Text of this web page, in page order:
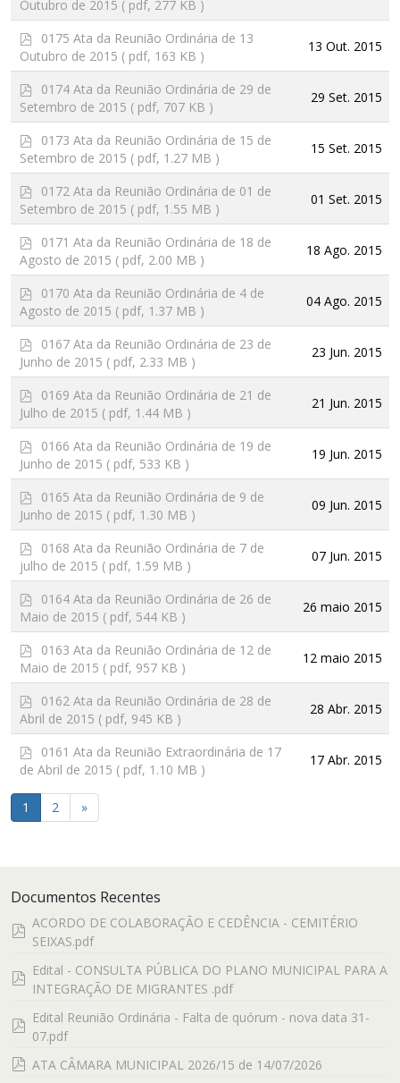
f
Outubro de 2015 ( pdf, 277 KB )
d
f
0175 Ata da Reunião Ordinária de 13
Outubro de 2015 ( pdf, 163 KB )
13 Out. 2015
d
f
0174 Ata da Reunião Ordinária de 29 de
Setembro de 2015 ( pdf, 707 KB )
29 Set. 2015
d
f
0173 Ata da Reunião Ordinária de 15 de
Setembro de 2015 ( pdf, 1.27 MB )
15 Set. 2015
d
f
0172 Ata da Reunião Ordinária de 01 de
Setembro de 2015 ( pdf, 1.55 MB )
01 Set. 2015
d
f
0171 Ata da Reunião Ordinária de 18 de
Agosto de 2015 ( pdf, 2.00 MB )
18 Ago. 2015
d
f
0170 Ata da Reunião Ordinária de 4 de
Agosto de 2015 ( pdf, 1.37 MB )
04 Ago. 2015
d
f
0167 Ata da Reunião Ordinária de 23 de
Junho de 2015 ( pdf, 2.33 MB )
23 Jun. 2015
d
f
0169 Ata da Reunião Ordinária de 21 de
Julho de 2015 ( pdf, 1.44 MB )
21 Jun. 2015
d
f
0166 Ata da Reunião Ordinária de 19 de
Junho de 2015 ( pdf, 533 KB )
19 Jun. 2015
d
f
0165 Ata da Reunião Ordinária de 9 de
Junho de 2015 ( pdf, 1.30 MB )
09 Jun. 2015
d
f
0168 Ata da Reunião Ordinária de 7 de
julho de 2015 ( pdf, 1.59 MB )
07 Jun. 2015
d
f
0164 Ata da Reunião Ordinária de 26 de
Maio de 2015 ( pdf, 544 KB )
26 maio 2015
d
f
0163 Ata da Reunião Ordinária de 12 de
Maio de 2015 ( pdf, 957 KB )
12 maio 2015
d
f
0162 Ata da Reunião Ordinária de 28 de
Abril de 2015 ( pdf, 945 KB )
28 Abr. 2015
d
f
0161 Ata da Reunião Extraordinária de 17
de Abril de 2015 ( pdf, 1.10 MB )
17 Abr. 2015
1 2 »
Documentos Recentes
pdf
ACORDO DE COLABORAÇÃO E CEDÊNCIA - CEMITÉRIO
SEIXAS.pdf
pdf
Edital - CONSULTA PÚBLICA DO PLANO MUNICIPAL PARA A
INTEGRAÇÃO DE MIGRANTES .pdf
pdf
Edital Reunião Ordinária - Falta de quórum - nova data 31-
07.pdf
pdf
ATA CÂMARA MUNICIPAL 2026/15 de 14/07/2026